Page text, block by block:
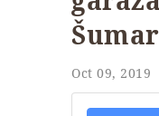
Oct 09, 2019